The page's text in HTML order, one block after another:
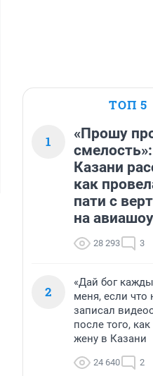
ТОП 5
1
«Прошу
Казани
как
пати с
на авиашоу
28 293 3
2
«Дай бог
меня, если что
записал
после того,
жену в Казани
24 640 2